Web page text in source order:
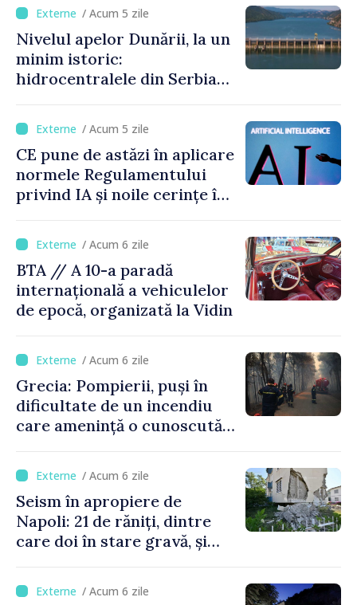
Oradea
/ Acum 5 zile
Nivelul apelor Dunării, la un
minim istoric:
hidrocentralele din Serbia
capacitate
/ Acum 5 zile
CE pune de astăzi în aplicare
normele Regulamentului
privind IA și noile cerințe în
/ Acum 6 zile
BTA // A 10-a paradă
internațională a vehiculelor
de epocă, organizată la Vidin
/ Acum 6 zile
Grecia: Pompierii, puși în
dificultate de un incendiu
care amenință o cunoscută
/ Acum 6 zile
Seism în apropiere de
Napoli: 21 de răniți, dintre
care doi în stare gravă, și
/ Acum 6 zile